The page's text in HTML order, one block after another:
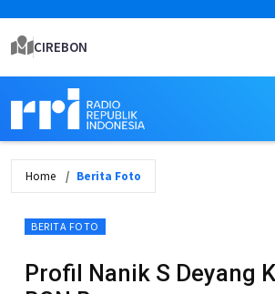
CIREBON
Home Berita Foto
BERITA FOTO
Profil Nanik S Deyang